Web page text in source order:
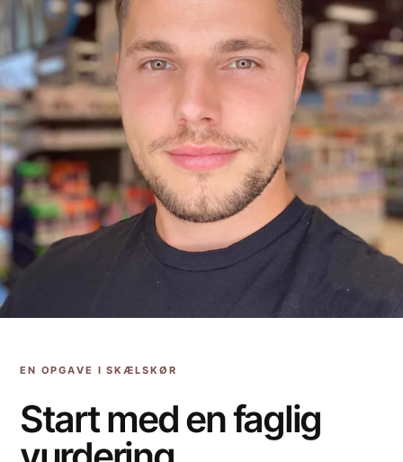
EN OPGAVE I SKÆLSKØR
Start med en faglig